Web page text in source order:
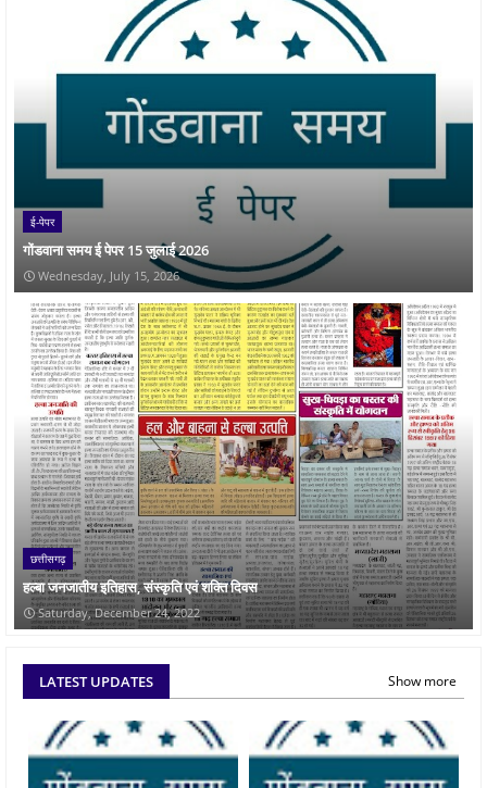
ई-पेपर
गोंडवाना समय ई पेपर 15 जुलाई 2026
Wednesday, July 15, 2026
छत्तीसगढ़
हल्बा जनजातीय इतिहास, संस्कृति एवं शक्ति दिवस
Saturday, December 24, 2022
LATEST UPDATES Show more